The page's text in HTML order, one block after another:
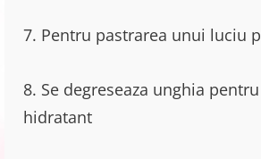
7. Pentru pastrarea unui luciu
8. Se degreseaza unghia
hidratant